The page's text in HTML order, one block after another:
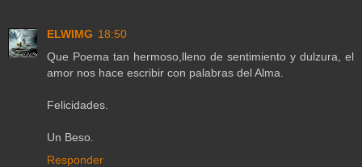
ELWIMG 18:50
Que Poema tan hermoso,lleno de sentimiento y dulzura, el
amor nos hace escribir con palabras del Alma.
Felicidades.
Un Beso.
Responder